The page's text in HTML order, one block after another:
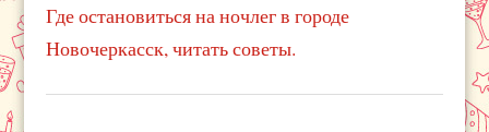
Где остановиться на ночлег в городе
Новочеркасск, читать советы.